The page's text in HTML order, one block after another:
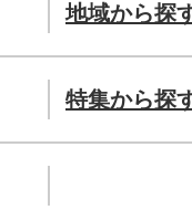
地域から探
特集から探